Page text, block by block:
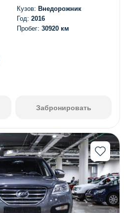
Кузов: Внедорожник
Год: 2016
Пробег: 30920 км
Забронировать